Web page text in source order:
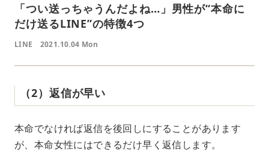
「つい送っちゃうんだよね…」男性が“本命に
だけ送るLINE”の特徴4つ
LINE 2021.10.04 Mon
（2）返信が早い
本命でなければ返信を後回しにすることがあります
が、本命女性にはできるだけ早く返信します。